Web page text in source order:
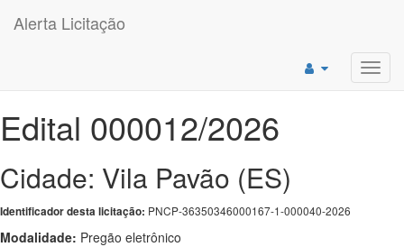
Alerta Licitação
Edital 000012/2026
Cidade: Vila Pavão (ES)
Identificador desta licitação: PNCP-36350346000167-1-000040-2026
Modalidade: Pregão eletrônico